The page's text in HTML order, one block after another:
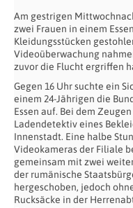
Am gestrigen
zwei Frauen in einem
Kleidungsstücken
Videoüberwachung
zuvor die Flucht ergriffen
Gegen 16 Uhr suchte ein
einem 24-Jährigen die
Essen auf. Bei dem
Ladendetektiv eines
Innenstadt. Eine halbe
Videokameras der Filiale
gemeinsam mit zwei
der rumänische
hergeschoben, jedoch
Rucksäcke in der